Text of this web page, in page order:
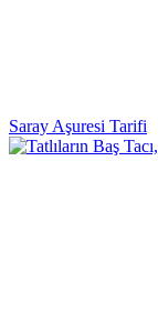
Saray Aşuresi Tarifi